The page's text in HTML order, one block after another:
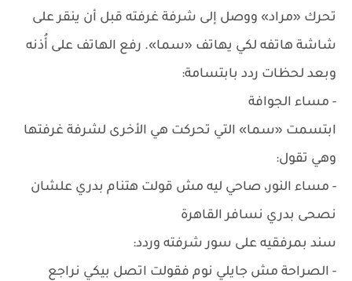
تحرك «مراد» ووصل إلى شرفة غرفته قبل أن ينقر على
شاشة هاتفه لكي يهاتف «سما». رفع الهاتف على أُذنه
وبعد لحظات ردد بابتسامة:
- مساء الجوافة
ابتسمت «سما» التي تحركت هي الأخرى لشرفة غرفتها
وهي تقول:
- مساء النور، صاحي ليه مش قولت هتنام بدري علشان
نصحى بدري نسافر القاهرة
سند بمرفقيه على سور شرفته وردد:
- الصراحة مش جايلي نوم فقولت اتصل بيكي نراجع